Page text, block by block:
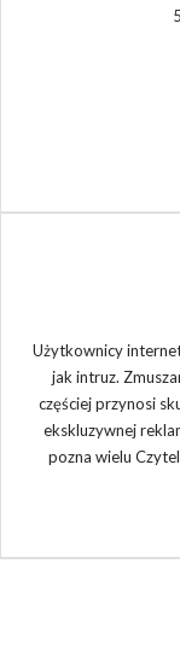
Użytkownicy
jak intruz.
częściej przynosi
ekskluzywnej
pozna wielu